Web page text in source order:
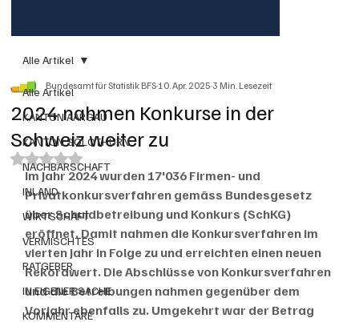
Alle Artikel
KANTON AARGAU
KANTON SOLOTHURN
NACHBARSCHAFT
INLAND
WIRTSCHAFT
VERMISCHTES
RATGEBER
IN EIGENER SACHE
KOMMENTARE
Alle Artikel
2024 nahmen Konkurse in der
Schweiz weiter zu
Bundesamt für Statistik BFS10. Apr. 20253 Min. Lesezeit
Mit NaN von 5 Sternen bewertet.
Im Jahr 2024 wurden 17'036 Firmen- und
Privatkonkursverfahren gemäss Bundesgesetz
über Schuldbetreibung und Konkurs (SchKG)
eröffnet. Damit nahmen die Konkursverfahren im
vierten Jahr in Folge zu und erreichten einen neuen
Rekordwert. Die Abschlüsse von Konkursverfahren
und die Betreibungen nahmen gegenüber dem
Vorjahr ebenfalls zu. Umgekehrt war der Betrag